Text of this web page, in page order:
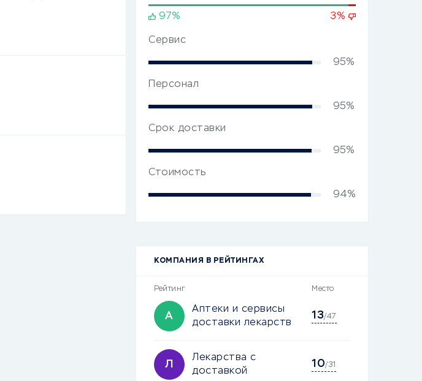
97% 3%
Сервис
95%
Персонал
95%
Срок доставки
95%
Стоимость
94%
КОМПАНИЯ В РЕЙТИНГАХ
Рейтинг Место
А
Аптеки и сервисы
доставки лекарств
13/47
Л
Лекарства с
доставкой
10/31